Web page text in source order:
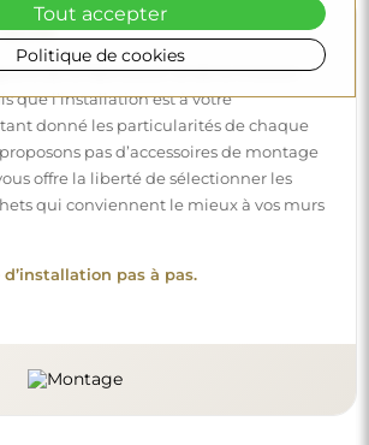
de la fabrication et de la livraison
que l’installation est à votre
donné les particularités de chaque
pas d’accessoires de montage
offre la liberté de sélectionner les
qui conviennent le mieux à vos murs
pas à pas.
Politique de cookies
Tout accepter